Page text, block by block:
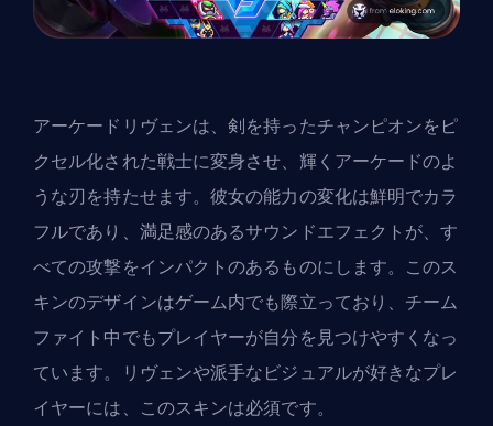
アーケードリヴェンは、剣を持ったチャンピオンをピ
クセル化された戦士に変身させ、輝くアーケードのよ
うな刃を持たせます。彼女の能力の変化は鮮明でカラ
フルであり、満足感のあるサウンドエフェクトが、す
べての攻撃をインパクトのあるものにします。このス
キンのデザインはゲーム内でも際立っており、チーム
ファイト中でもプレイヤーが自分を見つけやすくなっ
ています。リヴェンや派手なビジュアルが好きなプレ
イヤーには、このスキンは必須です。